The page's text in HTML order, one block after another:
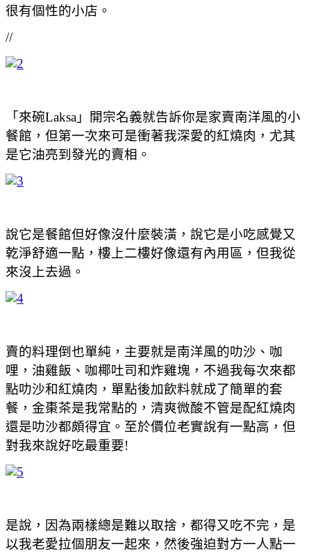
很有個性的小店。
//
「來碗Laksa」開宗名義就告訴你是家賣南洋風的小
餐館，但第一次來可是衝著我深愛的紅燒肉，尤其
是它油亮到發光的賣相。
說它是餐館但好像沒什麼裝潢，說它是小吃感覺又
乾淨舒適一點，樓上二樓好像還有內用區，但我從
來沒上去過。
賣的料理倒也單純，主要就是南洋風的叻沙、咖
哩，油雞飯、咖椰吐司和炸雞塊，不過我每次來都
點叻沙和紅燒肉，單點後加飲料就成了簡單的套
餐，金棗茶是我常點的，清爽微酸不管是配紅燒肉
還是叻沙都頗得宜。至於價位老實說有一點高，但
對我來說好吃最重要!
是說，因為兩樣總是難以取捨，都得又吃不完，是
以我老愛拉個朋友一起來，然後強迫對方一人點一